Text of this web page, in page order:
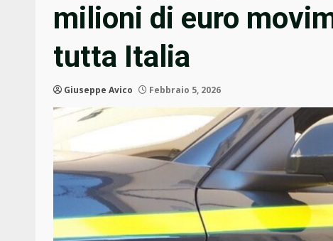
milioni di euro
tutta Italia
Giuseppe Avico Febbraio 5, 2026